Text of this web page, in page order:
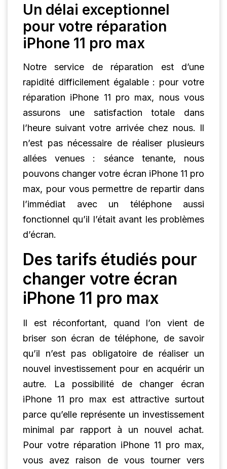
Un délai exceptionnel
pour votre réparation
iPhone 11 pro max
Notre service de réparation est d’une
rapidité difficilement égalable : pour votre
réparation iPhone 11 pro max, nous vous
assurons une satisfaction totale dans
l’heure suivant votre arrivée chez nous. Il
n’est pas nécessaire de réaliser plusieurs
allées venues : séance tenante, nous
pouvons changer votre écran iPhone 11 pro
max, pour vous permettre de repartir dans
l’immédiat avec un téléphone aussi
fonctionnel qu’il l’était avant les problèmes
d’écran.
Des tarifs étudiés pour
changer votre écran
iPhone 11 pro max
Il est réconfortant, quand l’on vient de
briser son écran de téléphone, de savoir
qu’il n’est pas obligatoire de réaliser un
nouvel investissement pour en acquérir un
autre. La possibilité de changer écran
iPhone 11 pro max est attractive surtout
parce qu’elle représente un investissement
minimal par rapport à un nouvel achat.
Pour votre réparation iPhone 11 pro max,
vous avez raison de vous tourner vers